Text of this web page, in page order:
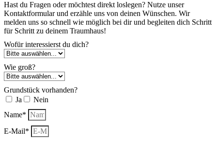
Hast du Fragen oder möchtest direkt loslegen? Nutze unser
Kontaktformular und erzähle uns von deinen Wünschen. Wir
melden uns so schnell wie möglich bei dir und begleiten dich Schritt
für Schritt zu deinem Traumhaus!
Wofür interessierst du dich?
Wie groß?
Grundstück vorhanden?
Ja
Nein
Name*
E-Mail*